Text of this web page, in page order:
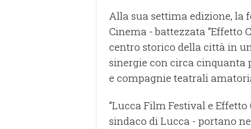
Alla sua settima edizione, la
Cinema - battezzata
centro storico della città in
sinergie con circa
e compagnie teatrali
“Lucca Film Festival e
sindaco di Lucca - portano